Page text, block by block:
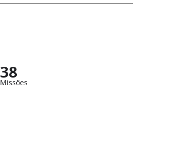
38
Missões